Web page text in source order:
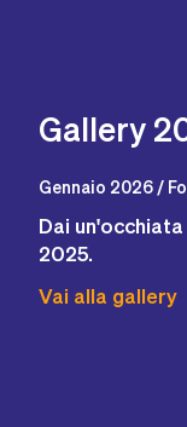
Gallery
Gennaio 2026 /
Dai
2025.
Vai alla gallery